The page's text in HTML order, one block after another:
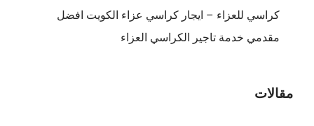
كراسي للعزاء – ايجار كراسي عزاء الكويت افضل
مقدمي خدمة تاجير الكراسي العزاء
مقالات